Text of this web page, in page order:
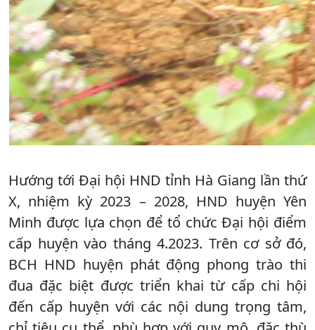
Hướng tới Đại hội HND tỉnh Hà Giang lần thứ
X, nhiệm kỳ 2023 – 2028, HND huyện Yên
Minh được lựa chọn để tổ chức Đại hội điểm
cấp huyện vào tháng 4.2023. Trên cơ sở đó,
BCH HND huyện phát động phong trào thi
đua đặc biệt được triển khai từ cấp chi hội
đến cấp huyện với các nội dung trọng tâm,